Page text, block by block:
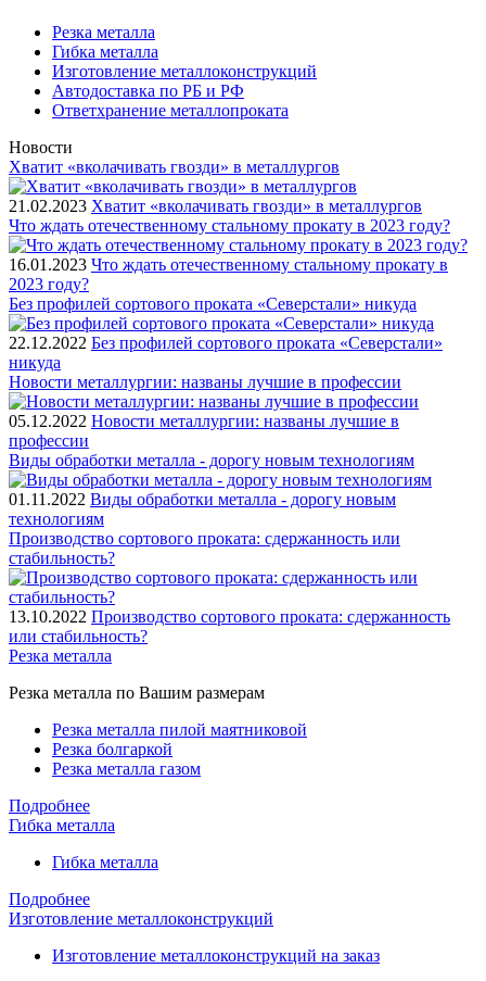
Резка металла
Гибка металла
Изготовление металлоконструкций
Автодоставка по РБ и РФ
Ответхранение металлопроката
Новости
Хватит «вколачивать гвозди» в металлургов
21.02.2023 Хватит «вколачивать гвозди» в металлургов
Что ждать отечественному стальному прокату в 2023 году?
16.01.2023 Что ждать отечественному стальному прокату в
2023 году?
Без профилей сортового проката «Северстали» никуда
22.12.2022 Без профилей сортового проката «Северстали»
никуда
Новости металлургии: названы лучшие в профессии
05.12.2022 Новости металлургии: названы лучшие в
профессии
Виды обработки металла - дорогу новым технологиям
01.11.2022 Виды обработки металла - дорогу новым
технологиям
Производство сортового проката: сдержанность или
стабильность?
13.10.2022 Производство сортового проката: сдержанность
или стабильность?
Резка металла
Резка металла по Вашим размерам
Резка металла пилой маятниковой
Резка болгаркой
Резка металла газом
Подробнее
Гибка металла
Гибка металла
Подробнее
Изготовление металлоконструкций
Изготовление металлоконструкций на заказ